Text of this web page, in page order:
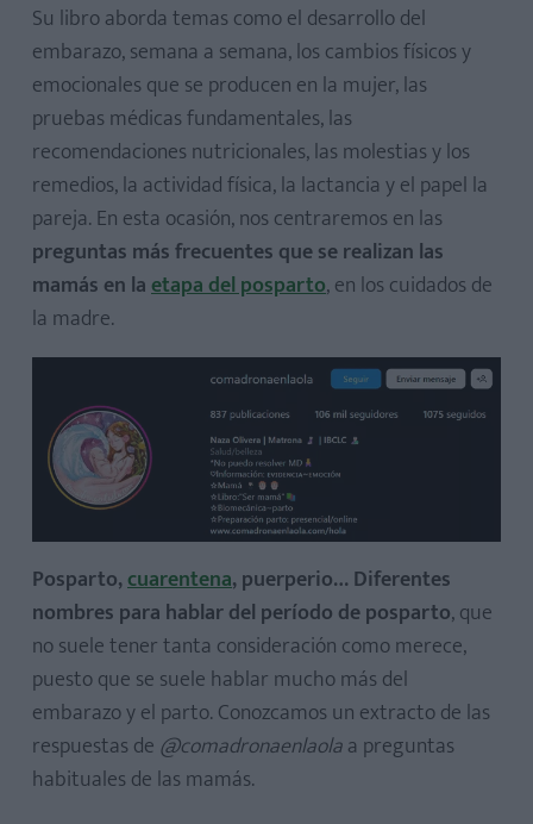
Su libro aborda temas como el desarrollo del
embarazo, semana a semana, los cambios físicos y
emocionales que se producen en la mujer, las
pruebas médicas fundamentales, las
recomendaciones nutricionales, las molestias y los
remedios, la actividad física, la lactancia y el papel la
pareja. En esta ocasión, nos centraremos en las
preguntas más frecuentes que se realizan las
mamás en laetapa del posparto, en los cuidados de
la madre.
Posparto,cuarentena, puerperio… Diferentes
nombres para hablar del período de posparto, que
no suele tener tanta consideración como merece,
puesto que se suele hablar mucho más del
embarazo y el parto. Conozcamos un extracto de las
respuestas de @comadronaenlaolaa preguntas
habituales de las mamás.